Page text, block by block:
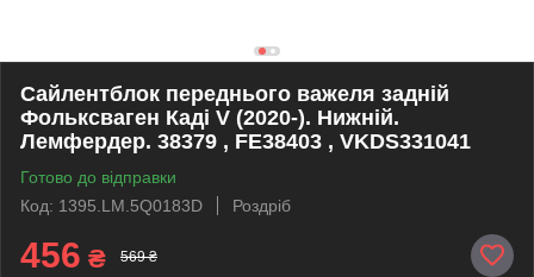
Сайлентблок переднього важеля задній
Фольксваген Каді V (2020-). Нижній.
Лемфердер. 38379 , FE38403 , VKDS331041
Готово до відправки
Код: 1395.LM.5Q0183D
Роздріб
456 ₴ 569 ₴